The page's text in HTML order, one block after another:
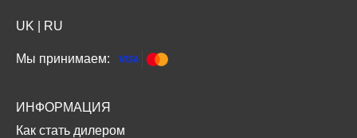
UK RU
Мы принимаем:
ИНФОРМАЦИЯ
Как стать дилером